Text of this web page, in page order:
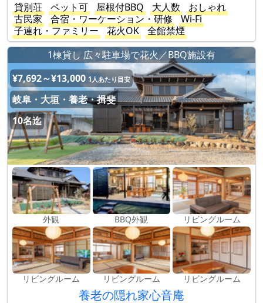
貸別荘
ペット可 屋根付BBQ 大人数
おしゃれ
古民家
合宿・ワーケーション・研修
Wi-Fi
子連れ・ファミリー
花火OK
全館禁煙
1棟貸し 広々駐車場で花火／BBQ施設有
¥7,692～¥13,000 1人あたり目安
岐阜・大垣・養老・揖斐
10名迄
外観 BBQ外観 リビングルーム
リビングルーム リビングルーム リビングルーム
養老の隠れ家心音庵